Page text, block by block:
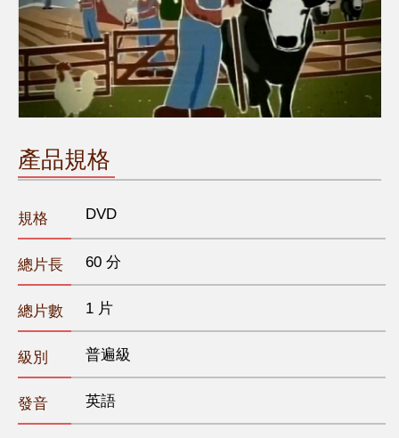
產品規格
規格 DVD
總片長 60 分
總片數 1 片
級別 普遍級
發音 英語